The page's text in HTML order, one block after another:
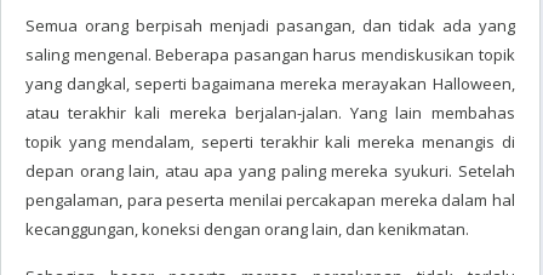
Semua orang berpisah menjadi pasangan, dan tidak ada yang
saling mengenal. Beberapa pasangan harus mendiskusikan topik
yang dangkal, seperti bagaimana mereka merayakan Halloween,
atau terakhir kali mereka berjalan-jalan. Yang lain membahas
topik yang mendalam, seperti terakhir kali mereka menangis di
depan orang lain, atau apa yang paling mereka syukuri. Setelah
pengalaman, para peserta menilai percakapan mereka dalam hal
kecanggungan, koneksi dengan orang lain, dan kenikmatan.